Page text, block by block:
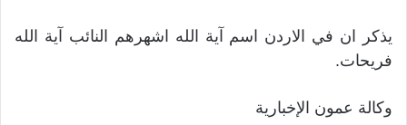
يذكر ان في الاردن اسم آية الله اشهرهم النائب آية الله
فريحات.
وكالة عمون الإخبارية